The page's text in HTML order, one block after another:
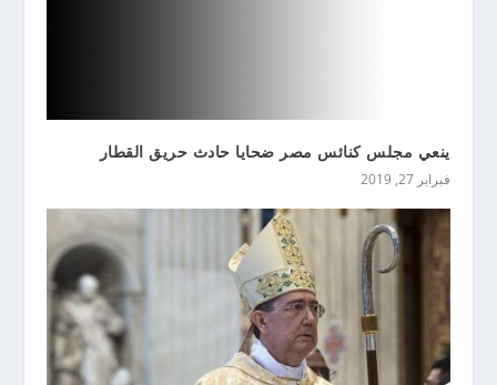
ينعي مجلس كنائس مصر ضحايا حادث حريق القطار
فبراير 27, 2019